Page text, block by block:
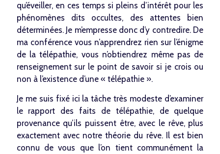
qu’éveiller, en ces temps si pleins d’intérêt pour les
phénomènes dits occultes, des attentes bien
déterminées. Je m’empresse donc d’y contredire. De
ma conférence vous n’apprendrez rien sur l’énigme
de la télépathie, vous n’obtiendrez même pas de
renseignement sur le point de savoir si je crois ou
non à l’existence d’une « télépathie ».
Je me suis fixé ici la tâche très modeste d’examiner
le rapport des faits de télépathie, de quelque
provenance qu’ils puissent être, avec le rêve, plus
exactement avec notre théorie du rêve. Il est bien
connu de vous que l’on tient communément la